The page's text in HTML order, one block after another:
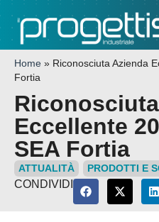
Home » Riconosciuta Azienda
Fortia
Eccellente
SEA Fortia
ATTUALITÀ PRODOTTI E
CONDIVIDI